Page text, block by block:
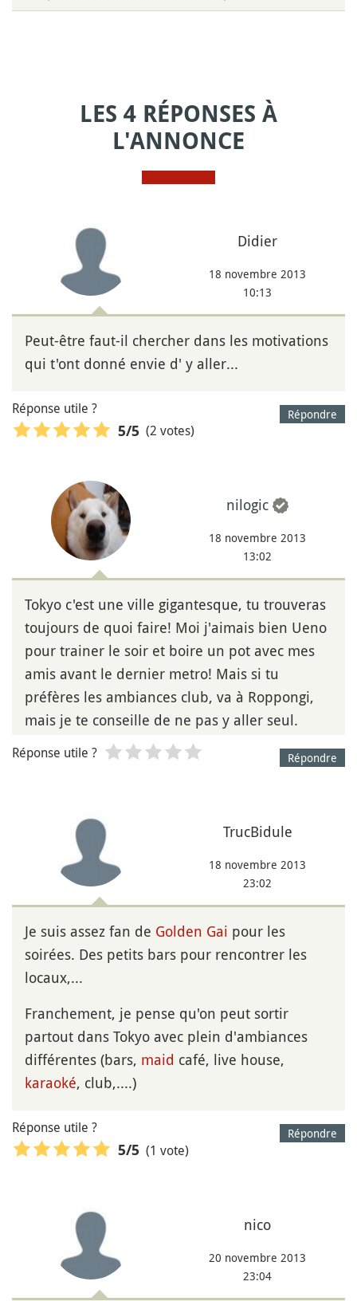
LES 4 RÉPONSES À
L'ANNONCE
Didier
18 novembre 2013
10:13
Peut-être faut-il chercher dans les motivations
qui t'ont donné envie d' y aller...
Répondre
Réponse utile ?
5/5 (2 votes)
nilogic
18 novembre 2013
13:02
Tokyo c'est une ville gigantesque, tu trouveras
toujours de quoi faire! Moi j'aimais bien Ueno
pour trainer le soir et boire un pot avec mes
amis avant le dernier metro! Mais si tu
préfères les ambiances club, va à Roppongi,
mais je te conseille de ne pas y aller seul.
Répondre
Réponse utile ?
TrucBidule
18 novembre 2013
23:02
Je suis assez fan de Golden Gai pour les
soirées. Des petits bars pour rencontrer les
locaux,...
Franchement, je pense qu'on peut sortir
partout dans Tokyo avec plein d'ambiances
différentes (bars, maid café, live house,
karaoké, club,....)
Répondre
Réponse utile ?
5/5 (1 vote)
nico
20 novembre 2013
23:04